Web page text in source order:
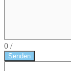
0 /
Senden